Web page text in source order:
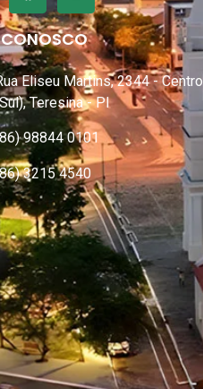
CONOSCO
Eliseu Martins, 2344 - Centro
Teresina - PI
98844 0101
3215 4540